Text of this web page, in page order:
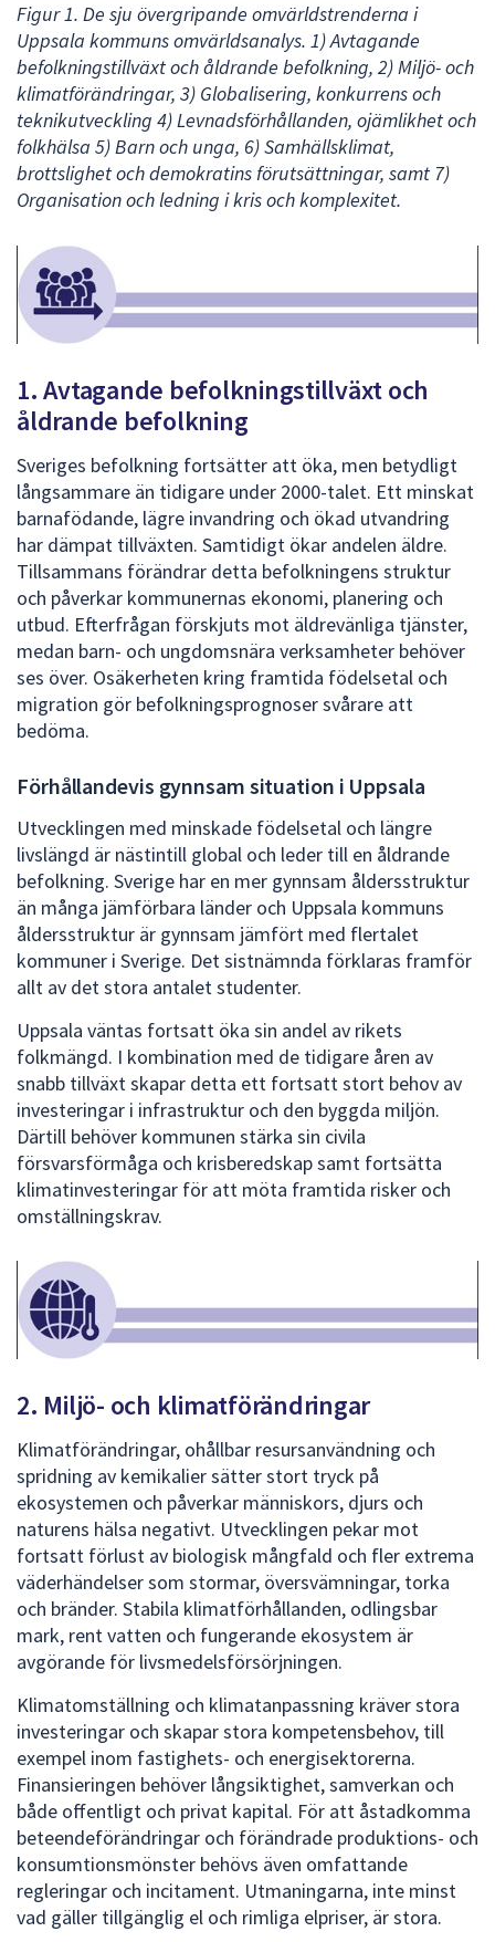
Figur 1. De sju övergripande omvärldstrenderna i
Uppsala kommuns omvärldsanalys. 1) Avtagande
befolkningstillväxt och åldrande befolkning, 2) Miljö- och
klimatförändringar, 3) Globalisering, konkurrens och
teknikutveckling 4) Levnadsförhållanden, ojämlikhet och
folkhälsa 5) Barn och unga, 6) Samhällsklimat,
brottslighet och demokratins förutsättningar, samt 7)
Organisation och ledning i kris och komplexitet.
1. Avtagande befolkningstillväxt och
åldrande befolkning
Sveriges befolkning fortsätter att öka, men betydligt
långsammare än tidigare under 2000‑talet. Ett minskat
barnafödande, lägre invandring och ökad utvandring
har dämpat tillväxten. Samtidigt ökar andelen äldre.
Tillsammans förändrar detta befolkningens struktur
och påverkar kommunernas ekonomi, planering och
utbud. Efterfrågan förskjuts mot äldrevänliga tjänster,
medan barn- och ungdomsnära verksamheter behöver
ses över. Osäkerheten kring framtida födelsetal och
migration gör befolkningsprognoser svårare att
bedöma.
Förhållandevis gynnsam situation i Uppsala
Utvecklingen med minskade födelsetal och längre
livslängd är nästintill global och leder till en åldrande
befolkning. Sverige har en mer gynnsam åldersstruktur
än många jämförbara länder och Uppsala kommuns
åldersstruktur är gynnsam jämfört med flertalet
kommuner i Sverige. Det sistnämnda förklaras framför
allt av det stora antalet studenter.
Uppsala väntas fortsatt öka sin andel av rikets
folkmängd. I kombination med de tidigare åren av
snabb tillväxt skapar detta ett fortsatt stort behov av
investeringar i infrastruktur och den byggda miljön.
Därtill behöver kommunen stärka sin civila
försvarsförmåga och krisberedskap samt fortsätta
klimatinvesteringar för att möta framtida risker och
omställningskrav.
2. Miljö- och klimatförändringar
Klimatförändringar, ohållbar resursanvändning och
spridning av kemikalier sätter stort tryck på
ekosystemen och påverkar människors, djurs och
naturens hälsa negativt. Utvecklingen pekar mot
fortsatt förlust av biologisk mångfald och fler extrema
väderhändelser som stormar, översvämningar, torka
och bränder. Stabila klimatförhållanden, odlingsbar
mark, rent vatten och fungerande ekosystem är
avgörande för livsmedelsförsörjningen.
Klimatomställning och klimatanpassning kräver stora
investeringar och skapar stora kompetensbehov, till
exempel inom fastighets- och energisektorerna.
Finansieringen behöver långsiktighet, samverkan och
både offentligt och privat kapital. För att åstadkomma
beteendeförändringar och förändrade produktions- och
konsumtionsmönster behövs även omfattande
regleringar och incitament. Utmaningarna, inte minst
vad gäller tillgänglig el och rimliga elpriser, är stora.